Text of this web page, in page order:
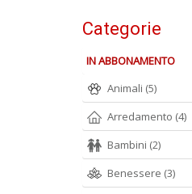
Categorie
IN ABBONAMENTO
Animali (5)
Arredamento (4)
Bambini (2)
Benessere (3)